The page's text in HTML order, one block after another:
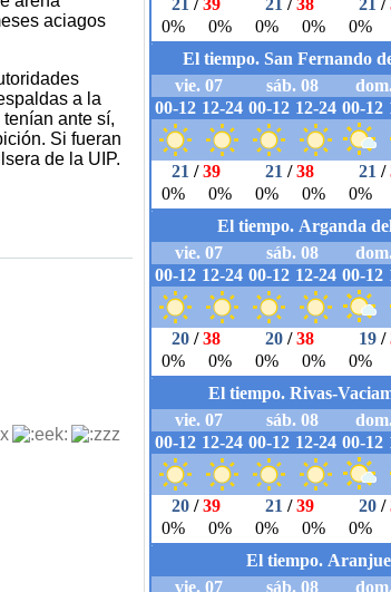
aciagos
a la
ante sí,
Si fueran
de la UIP.